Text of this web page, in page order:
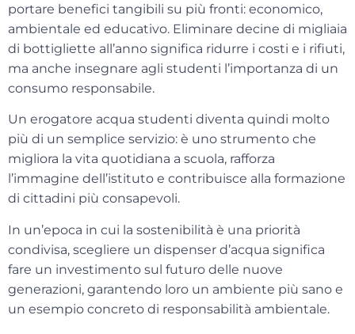
portare benefici tangibili su più fronti: economico,
ambientale ed educativo. Eliminare decine di migliaia
di bottigliette all’anno significa ridurre i costi e i rifiuti,
ma anche insegnare agli studenti l’importanza di un
consumo responsabile.
Un erogatore acqua studenti diventa quindi molto
più di un semplice servizio: è uno strumento che
migliora la vita quotidiana a scuola, rafforza
l’immagine dell’istituto e contribuisce alla formazione
di cittadini più consapevoli.
In un’epoca in cui la sostenibilità è una priorità
condivisa, scegliere un dispenser d’acqua significa
fare un investimento sul futuro delle nuove
generazioni, garantendo loro un ambiente più sano e
un esempio concreto di responsabilità ambientale.